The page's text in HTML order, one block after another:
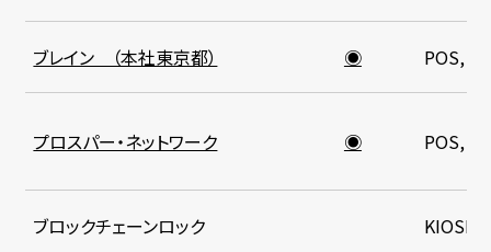
ブレイン （本社東京都） ◉ POS,
プロスパー・ネットワーク ◉ POS,
ブロックチェーンロック KIOSK